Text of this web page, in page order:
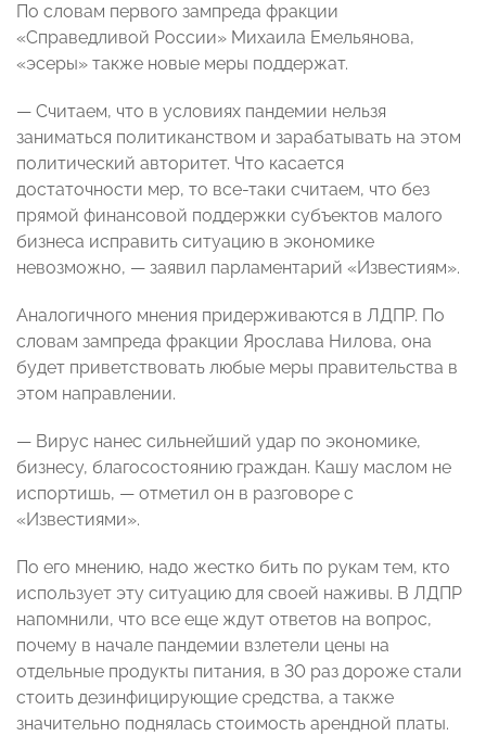
По словам первого зампреда фракции
«Справедливой России» Михаила Емельянова,
«эсеры» также новые меры поддержат.
— Считаем, что в условиях пандемии нельзя
заниматься политиканством и зарабатывать на этом
политический авторитет. Что касается
достаточности мер, то все-таки считаем, что без
прямой финансовой поддержки субъектов малого
бизнеса исправить ситуацию в экономике
невозможно, — заявил парламентарий «Известиям».
Аналогичного мнения придерживаются в ЛДПР. По
словам зампреда фракции Ярослава Нилова, она
будет приветствовать любые меры правительства в
этом направлении.
— Вирус нанес сильнейший удар по экономике,
бизнесу, благосостоянию граждан. Кашу маслом не
испортишь, — отметил он в разговоре с
«Известиями».
По его мнению, надо жестко бить по рукам тем, кто
использует эту ситуацию для своей наживы. В ЛДПР
напомнили, что все еще ждут ответов на вопрос,
почему в начале пандемии взлетели цены на
отдельные продукты питания, в 30 раз дороже стали
стоить дезинфицирующие средства, а также
значительно поднялась стоимость арендной платы.